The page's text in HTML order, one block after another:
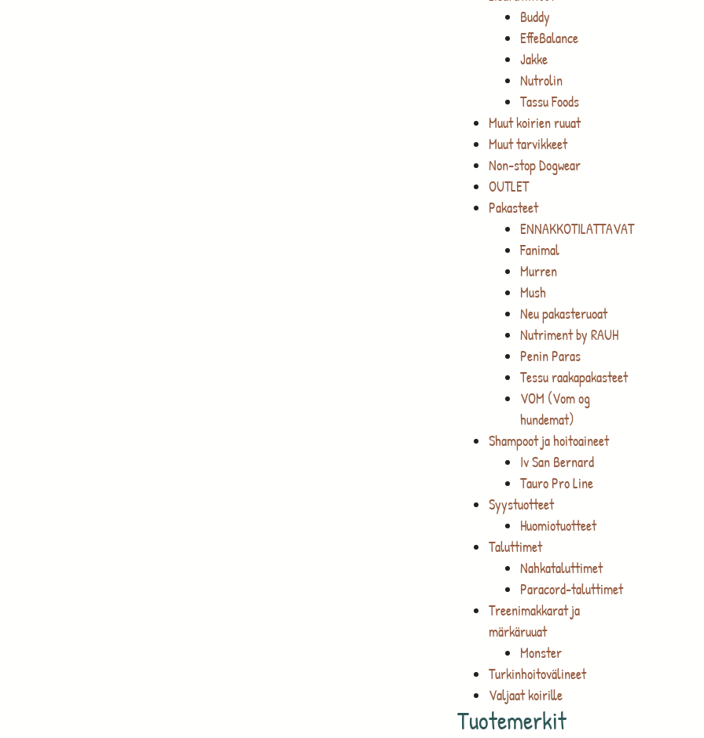
Buddy
EffeBalance
Jakke
Nutrolin
Tassu Foods
Muut koirien ruuat
Muut tarvikkeet
Non-stop Dogwear
OUTLET
Pakasteet
ENNAKKOTILATTAVAT
Fanimal
Murren
Mush
Neu pakasteruoat
Nutriment by RAUH
Penin Paras
Tessu raakapakasteet
VOM (Vom og
hundemat)
Shampoot ja hoitoaineet
Iv San Bernard
Tauro Pro Line
Syystuotteet
Huomiotuotteet
Taluttimet
Nahkataluttimet
Paracord-taluttimet
Treenimakkarat ja
märkäruuat
Monster
Turkinhoitovälineet
Valjaat koirille
Tuotemerkit